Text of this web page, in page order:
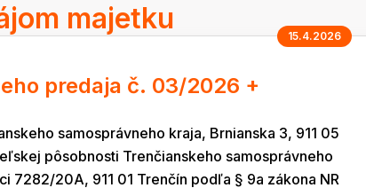
majetku
15.4.2026
predaja č. 03/2026 +
samosprávneho kraja, Brnianska 3, 911 05
pôsobnosti Trenčianskeho samosprávneho
7282/20A, 911 01 Trenčín podľa § 9a zákona NR